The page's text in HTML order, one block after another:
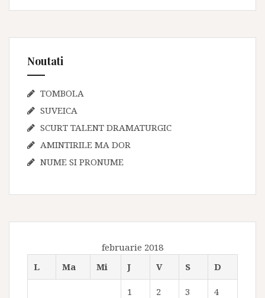
Noutati
TOMBOLA
SUVEICA
SCURT TALENT DRAMATURGIC
AMINTIRILE MA DOR
NUME SI PRONUME
februarie 2018
L
Ma Mi J V S D
1 2 3 4